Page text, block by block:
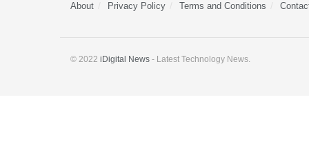
About Privacy Policy Terms and Conditions
© 2022 iDigital News - Latest Technology News.